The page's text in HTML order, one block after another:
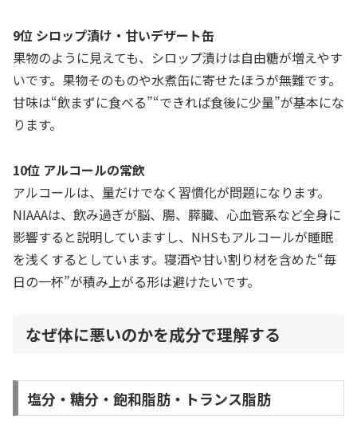
9位 シロップ漬け・甘いデザート缶
果物のように見えても、シロップ漬けは自由糖が増えやす
いです。果物そのものや水煮缶に寄せたほうが無難です。
甘味は“飲まずに食べる”“できれば食後に少量”が基本にな
ります。
10位 アルコールの常飲
アルコールは、量だけでなく習慣化が問題になります。
NIAAAは、飲み過ぎが脳、腸、膵臓、心血管系など全身に
影響すると説明していますし、NHSもアルコールが睡眠
を浅くするとしています。寝酒や甘い割り材を含めた“毎
日の一杯”が積み上がる形は避けたいです。
なぜ体に悪いのかを成分で理解する
塩分・糖分・飽和脂肪・トランス脂肪